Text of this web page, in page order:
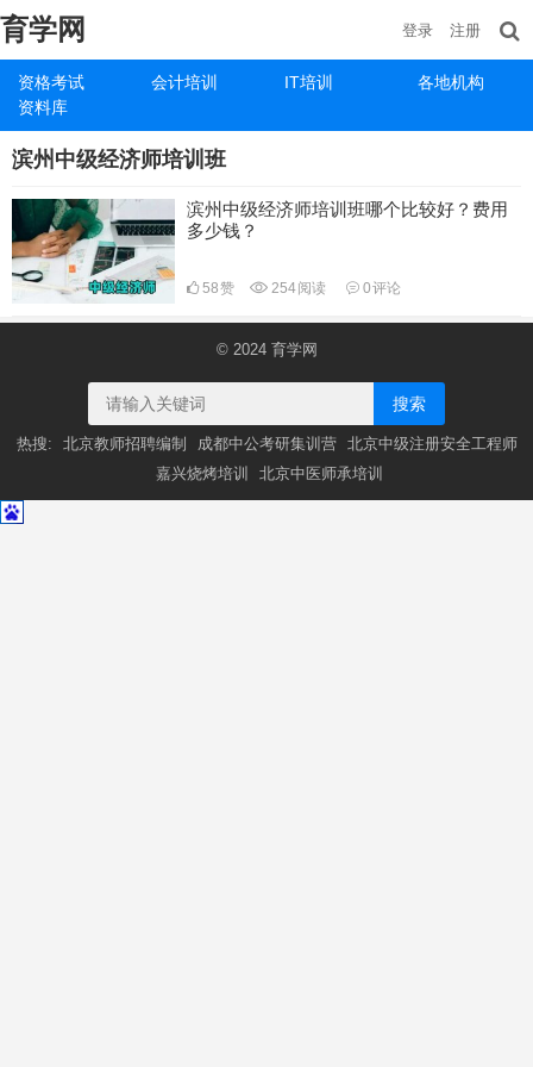
育学网
资格考试 会计培训 IT培训
各地机构
资料库
登录 注册
滨州中级经济师培训班
滨州中级经济师培训班哪个比较好？费用
多少钱？
58赞 254阅读 0评论
© 2024 育学网
搜索
热搜: 北京教师招聘编制 成都中公考研集训营
北京中级注册安全工程师
嘉兴烧烤培训
北京中医师承培训